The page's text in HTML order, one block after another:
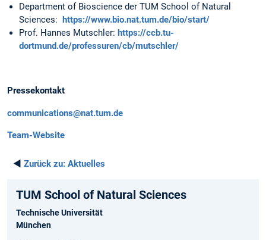
Department of Bioscience der TUM School of Natural
Sciences: https://www.bio.nat.tum.de/bio/start/
Prof. Hannes Mutschler: https://ccb.tu-
dortmund.de/professuren/cb/mutschler/
Pressekontakt
communications@nat.tum.de
Team-Website
◄ Zurück zu: Aktuelles
TUM School of Natural Sciences
Technische Universität
München